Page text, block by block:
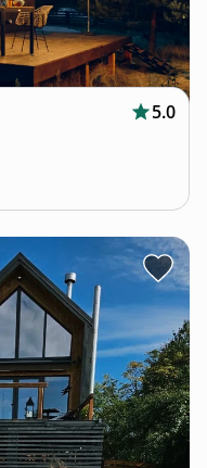
5.0